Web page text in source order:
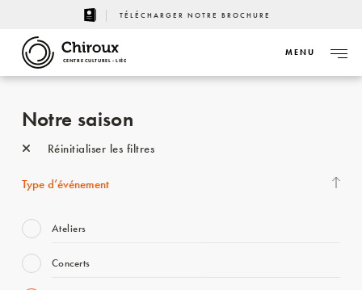
TÉLÉCHARGER NOTRE BROCHURE
CENTRE CULTUREL - LIÈGE
MENU
Notre saison
Réinitialiser les filtres
Type d’événement
Ateliers
Concerts